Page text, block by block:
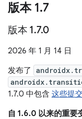
版本 1.7
版本 1.7.0
2026 年 1 月 14 日
发布了
1.7.0 中包含 这些提
自 1.6.0 以来的重要